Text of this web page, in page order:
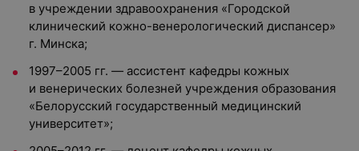
в учреждении здравоохранения «Городской
клинический кожно-венерологический диспансер»
г. Минска;
1997–2005 гг. — ассистент кафедры кожных
и венерических болезней учреждения образования
«Белорусский государственный медицинский
университет»;